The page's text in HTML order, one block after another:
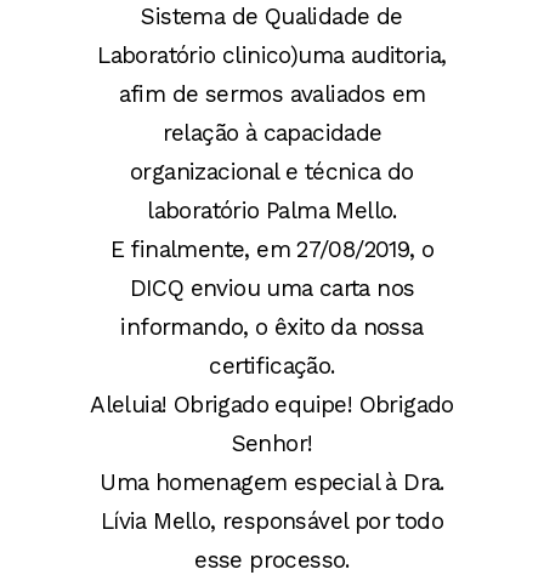
Sistema de Qualidade de
Laboratório clinico)uma auditoria,
afim de sermos avaliados em
relação à capacidade
organizacional e técnica do
laboratório Palma Mello.
E finalmente, em 27/08/2019, o
DICQ enviou uma carta nos
informando, o êxito da nossa
certificação.
Aleluia! Obrigado equipe! Obrigado
Senhor!
Uma homenagem especial à Dra.
Lívia Mello, responsável por todo
esse processo.